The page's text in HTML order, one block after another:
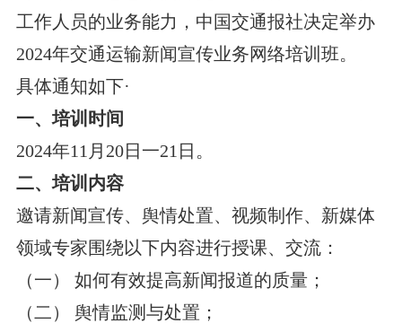
工作人员的业务能力，中国交通报社决定举办
2024年交通运输新闻宣传业务网络培训班。
具体通知如下·
一、培训时间
2024年11月20日一21日。
二、培训内容
邀请新闻宣传、舆情处置、视频制作、新媒体
领域专家围绕以下内容进行授课、交流：
（一） 如何有效提高新闻报道的质量；
（二） 舆情监测与处置；